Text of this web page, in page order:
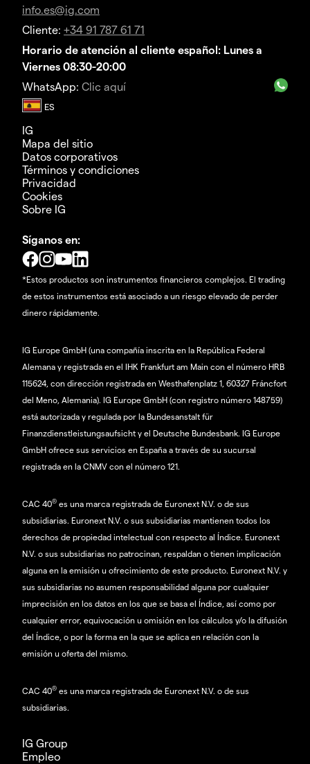
info.es@ig.com
Cliente: +34 91 787 61 71
Horario de atención al cliente español: Lunes a
Viernes 08:30-20:00
WhatsApp: Clic aquí
IG
Mapa del sitio
Datos corporativos
Términos y condiciones
Privacidad
Cookies
Sobre IG
Síganos en:
*Estos productos son instrumentos financieros complejos. El trading
de estos instrumentos está asociado a un riesgo elevado de perder
dinero rápidamente.
IG Europe GmbH (una compañía inscrita en la República Federal
Alemana y registrada en el IHK Frankfurt am Main con el número HRB
115624, con dirección registrada en Westhafenplatz 1, 60327 Fráncfort
del Meno, Alemania). IG Europe GmbH (con registro número 148759)
está autorizada y regulada por la Bundesanstalt für
Finanzdienstleistungsaufsicht y el Deutsche Bundesbank. IG Europe
GmbH ofrece sus servicios en España a través de su sucursal
registrada en la CNMV con el número 121.
CAC 40® es una marca registrada de Euronext N.V. o de sus
subsidiarias. Euronext N.V. o sus subsidiarias mantienen todos los
derechos de propiedad intelectual con respecto al Índice. Euronext
N.V. o sus subsidiarias no patrocinan, respaldan o tienen implicación
alguna en la emisión u ofrecimiento de este producto. Euronext N.V. y
sus subsidiarias no asumen responsabilidad alguna por cualquier
imprecisión en los datos en los que se basa el Índice, así como por
cualquier error, equivocación u omisión en los cálculos y/o la difusión
del Índice, o por la forma en la que se aplica en relación con la
emisión u oferta del mismo.
CAC 40® es una marca registrada de Euronext N.V. o de sus
subsidiarias.
IG Group
Empleo